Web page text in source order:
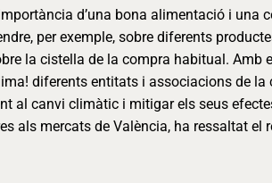
d’una bona alimentació i una
per exemple, sobre diferents
la cistella de la compra habitual. Amb
diferents entitats i associacions de la
al canvi climàtic i mitigar els seus
als mercats de València, ha ressaltat el